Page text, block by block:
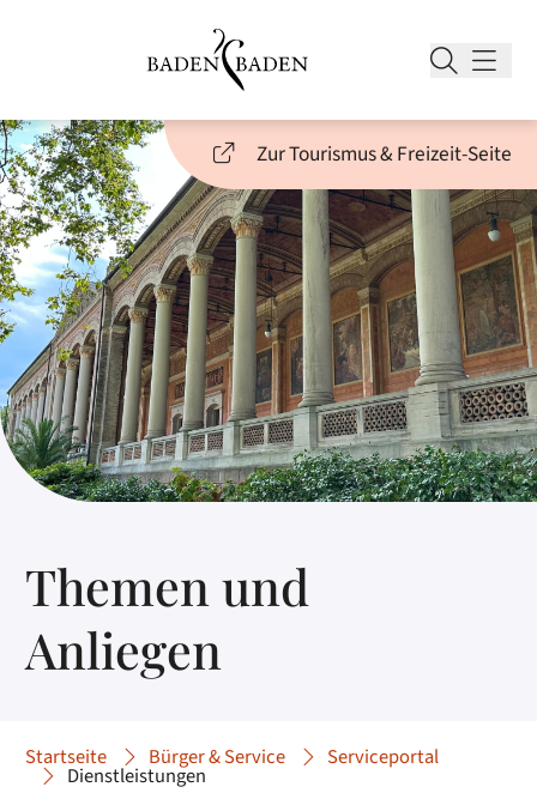
Zur Tourismus & Freizeit-Seite
Themen und
Anliegen
Startseite Bürger & Service Serviceportal
Dienstleistungen